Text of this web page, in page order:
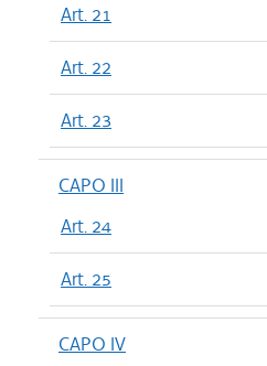
Art. 21
Art. 22
Art. 23
CAPO III
Art. 24
Art. 25
CAPO IV